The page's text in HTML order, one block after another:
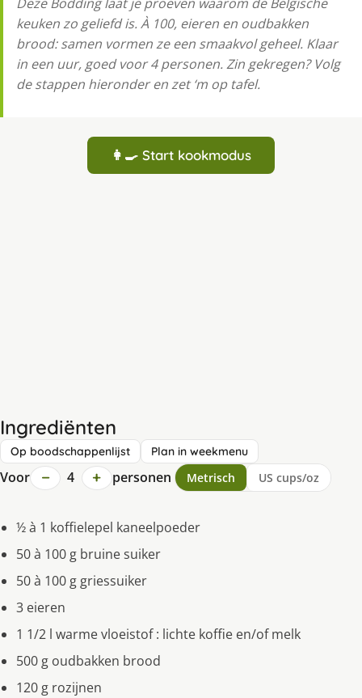
keuken zo geliefd is. À 100, eieren en oudbakken
brood: samen vormen ze een smaakvol geheel. Klaar
in een uur, goed voor 4 personen. Zin gekregen? Volg
de stappen hieronder en zet ‘m op tafel.
👩‍🍳 Start kookmodus
Ingrediënten
Op boodschappenlijst Plan in weekmenu
Voor − 4 + personen Metrisch US cups/oz
½ à 1 koffielepel kaneelpoeder
50 à 100 g bruine suiker
50 à 100 g griessuiker
3 eieren
1 1/2 l warme vloeistof : lichte koffie en/of melk
500 g oudbakken brood
120 g rozijnen